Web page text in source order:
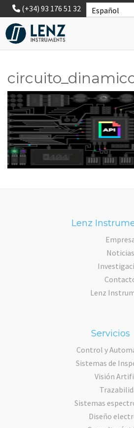
Español
(+34) 93 176 51 32
Lenz
Noticias
Lenz
Servicios
Control y
Sistemas de
Visión
Sistemas
Diseño